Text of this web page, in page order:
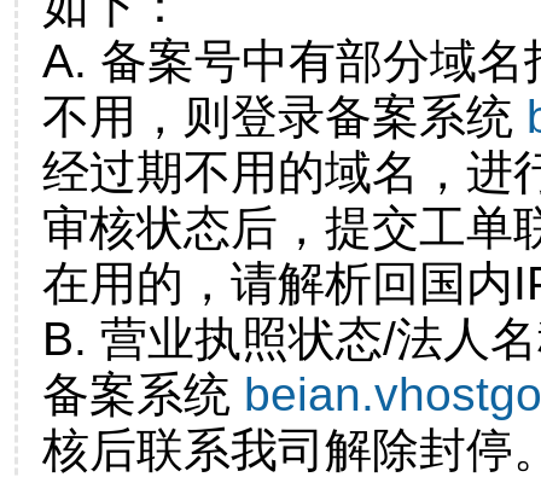
A. 备案号中有部分域
不用，则登录备案系统
经过期不用的域名，进
审核状态后，提交工单
在用的，请解析回国内
B. 营业执照状态/法人
备案系统
核后联系我司解除封停